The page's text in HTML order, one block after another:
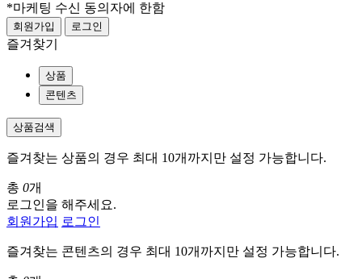
*마케팅 수신 동의자에 한함
회원가입 로그인
즐겨찾기
상품
콘텐츠
상품검색
즐겨찾는 상품의 경우 최대 10개까지만 설정 가능합니다.
총 0개
로그인을 해주세요.
회원가입 로그인
즐겨찾는 콘텐츠의 경우 최대 10개까지만 설정 가능합니다.